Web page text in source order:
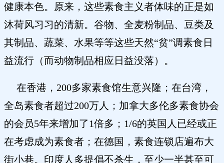
健康本色。原来，这些素食主义者体味的正是如
沐荷风习习的清新。谷物、全麦粉制品、豆类及
其制品、蔬菜、水果等等这些天然“贫”调素食日
益流行（而动物制品相应日益没落）。
在香港，200多家素食馆生意兴隆；在台湾，
全岛素食者超过200万人；加拿大多伦多素食协会
的会员5年来增加了1倍多；1/6的英国人已经或正
在考虑成为素食者；在德国，素食连锁店遍布大
街小巷。印度人多提倡不杀生，至少一半甚至可